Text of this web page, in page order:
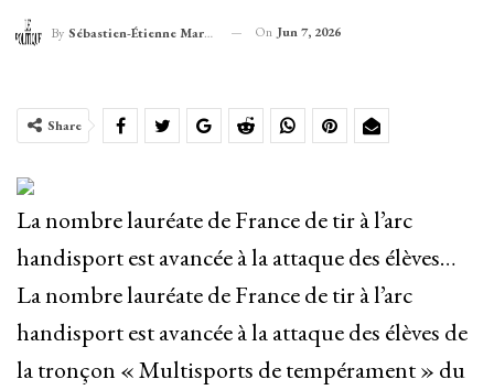
By Sébastien-Étienne Marechal On Jun 7, 2026
Share
La nombre lauréate de France de tir à l’arc
handisport est avancée à la attaque des élèves…
La nombre lauréate de France de tir à l’arc
handisport est avancée à la attaque des élèves de
la tronçon « Multisports de tempérament » du